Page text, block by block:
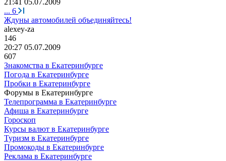
... 6
Ждуны автомобилей объединяйтесь!
alexey-zа
146
20:27 05.07.2009
607
Знакомства в Екатеринбурге
Погода в Екатеринбурге
Пробки в Екатеринбурге
Форумы в Екатеринбурге
Телепрограмма в Екатеринбурге
Афиша в Екатеринбурге
Гороскоп
Курсы валют в Екатеринбурге
Туризм в Екатеринбурге
Промокоды в Екатеринбурге
Реклама в Екатеринбурге